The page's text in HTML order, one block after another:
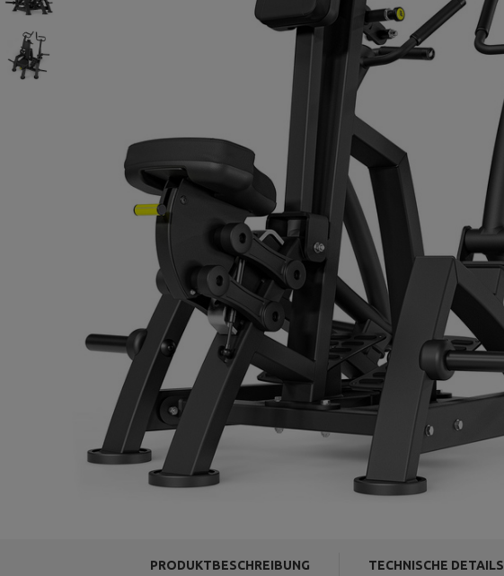
PRODUKTBESCHREIBUNG TECHNISCHE DETAILS